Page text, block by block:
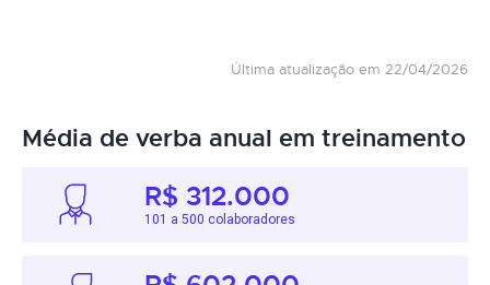
Última atualização em 22/04/2026
Média de verba anual em treinamento
R$ 312.000
101 a 500 colaboradores